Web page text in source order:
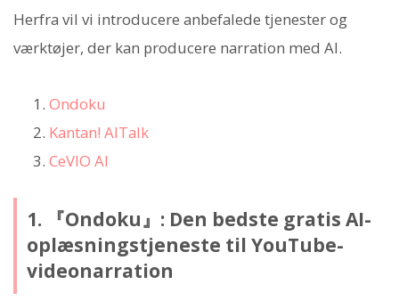
Herfra vil vi introducere anbefalede tjenester og
værktøjer, der kan producere narration med AI.
Ondoku
Kantan! AITalk
CeVIO AI
1. 『Ondoku』: Den bedste gratis AI-
oplæsningstjeneste til YouTube-
videonarration